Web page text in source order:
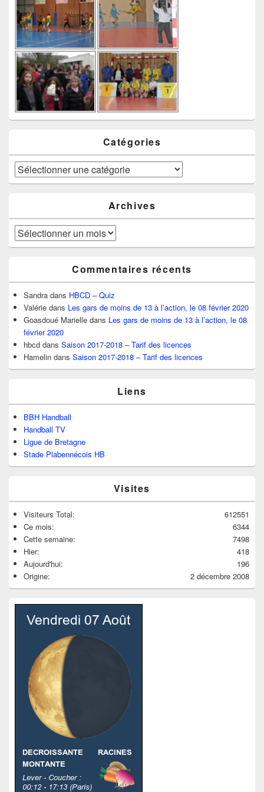
Catégories
Catégories
Archives
Archives
Commentaires récents
Sandra dans HBCD – Quiz
Valérie dans Les gars de moins de 13 à l’action, le 08 février 2020
Goasdoué Marielle dans Les gars de moins de 13 à l’action, le 08
février 2020
hbcd dans Saison 2017-2018 – Tarif des licences
Hamelin dans Saison 2017-2018 – Tarif des licences
Liens
BBH Handball
Handball TV
Ligue de Bretagne
Stade Plabennécois HB
Visites
612551
Visiteurs Total:
6344
Ce mois:
7498
Cette semaine:
418
Hier:
196
Aujourd'hui:
2 décembre 2008
Origine: